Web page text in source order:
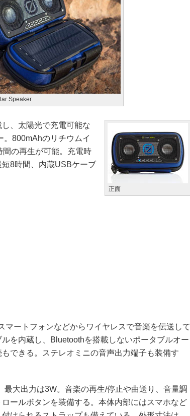
Speaker
正面
、太陽光で充電可能な
。800mAhのリチウムイ
の再生が可能。充電時
8時間、内蔵USBケーブ
ートフォンなどからワイヤレスで音楽を伝送して
を内蔵し、Bluetoothを搭載しないポータブルオー
できる。ステレオミニの音声出力端子も装備す
大出力は3W。音楽の再生/停止や曲送り、音量調
ールボタンを装備する。本体内部にはスマホなど